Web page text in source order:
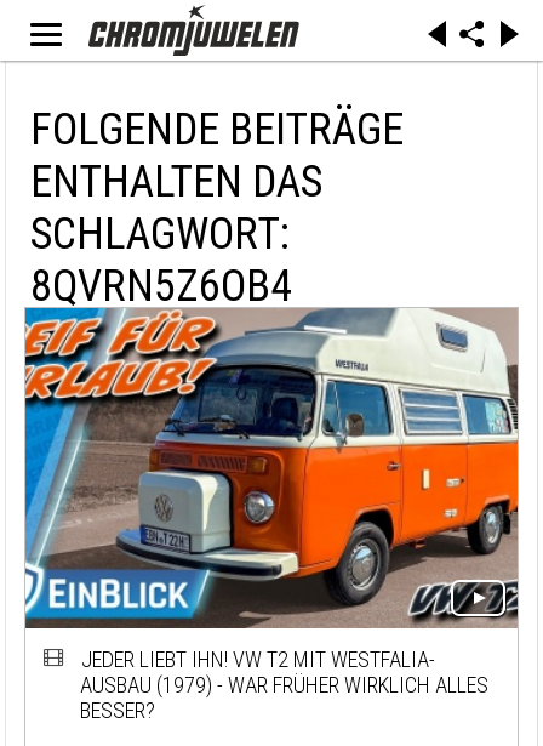
FOLGENDE BEITRÄGE
ENTHALTEN DAS
SCHLAGWORT:
8QVRN5Z6OB4
JEDER LIEBT IHN! VW T2 MIT WESTFALIA-
AUSBAU (1979) - WAR FRÜHER WIRKLICH ALLES
BESSER?